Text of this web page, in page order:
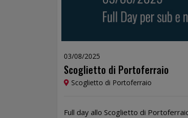
03/08/2025
Scoglietto di Portoferraio
Scoglietto di Portoferraio
Full day allo Scoglietto di